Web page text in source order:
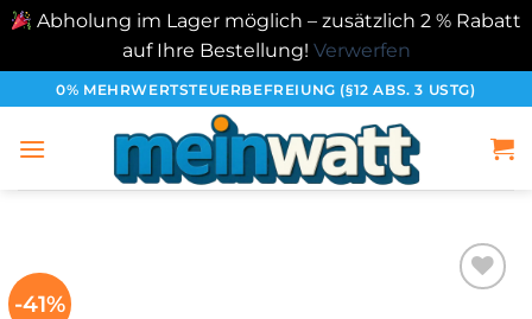
Abholung im Lager möglich – zusätzlich 2 % Rabatt
auf Ihre Bestellung! Verwerfen
Inhalt
springen
0% MEHRWERTSTEUERBEFREIUNG (§12 ABS. 3 USTG)
-41%